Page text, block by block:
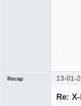
Recap 13-01-
Re: